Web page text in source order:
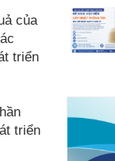
của
triển
triển